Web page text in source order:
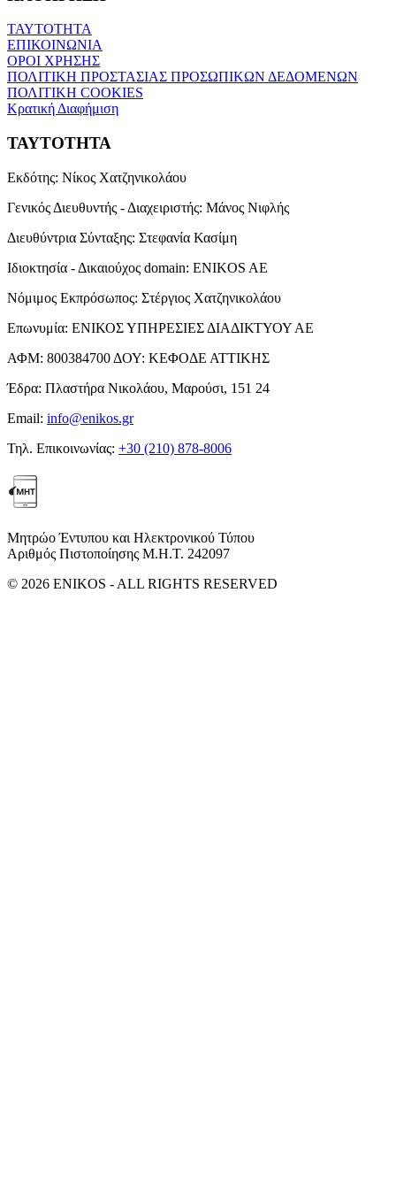
ΤΑΥΤΟΤΗΤΑ
ΕΠΙΚΟΙΝΩΝΙΑ
ΟΡΟΙ ΧΡΗΣΗΣ
ΠΟΛΙΤΙΚΗ ΠΡΟΣΤΑΣΙΑΣ ΠΡΟΣΩΠΙΚΩΝ ΔΕΔΟΜΕΝΩΝ
ΠΟΛΙΤΙΚΗ COOKIES
Κρατική Διαφήμιση
ΤΑΥΤΟΤΗΤΑ
Εκδότης: Νίκος Χατζηνικολάου
Γενικός Διευθυντής - Διαχειριστής: Μάνος Νιφλής
Διευθύντρια Σύνταξης: Στεφανία Κασίμη
Ιδιοκτησία - Δικαιούχος domain: ENIKOS AE
Νόμιμος Εκπρόσωπος: Στέργιος Χατζηνικολάου
Επωνυμία: ΕΝΙΚΟΣ ΥΠΗΡΕΣΙΕΣ ΔΙΑΔΙΚΤΥΟΥ ΑΕ
ΑΦΜ: 800384700 ΔΟΥ: ΚΕΦΟΔΕ ΑΤΤΙΚΗΣ
Έδρα: Πλαστήρα Νικολάου, Μαρούσι, 151 24
Email: info@enikos.gr
Τηλ. Επικοινωνίας: +30 (210) 878-8006
Μητρώο Έντυπου και Ηλεκτρονικού Τύπου
Αριθμός Πιστοποίησης Μ.Η.Τ. 242097
© 2026 ENIKOS - ALL RIGHTS RESERVED